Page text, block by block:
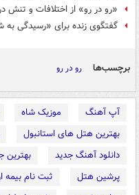
«رو در رو» از اختلافات و تنش
گفتگوی زنده برای «رسیدگی به
برچسب‌ها رو در رو
آپ آهنگ موزیک شاه
بهترین هتل های استانبول
دانلود آهنگ جدید
بهترین
پرشین هتل
ثبت نام بیمه